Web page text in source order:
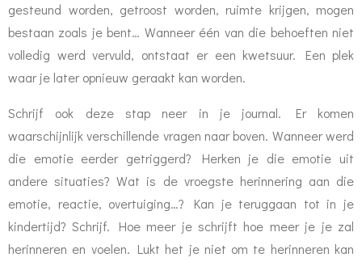
gesteund worden, getroost worden, ruimte krijgen, mogen
bestaan zoals je bent… Wanneer één van die behoeften niet
volledig werd vervuld, ontstaat er een kwetsuur. Een plek
waar je later opnieuw geraakt kan worden.
Schrijf ook deze stap neer in je journal. Er komen
waarschijnlijk verschillende vragen naar boven. Wanneer werd
die emotie eerder getriggerd? Herken je die emotie uit
andere situaties? Wat is de vroegste herinnering aan die
emotie, reactie, overtuiging…? Kan je teruggaan tot in je
kindertijd? Schrijf. Hoe meer je schrijft hoe meer je je zal
herinneren en voelen. Lukt het je niet om te herinneren kan